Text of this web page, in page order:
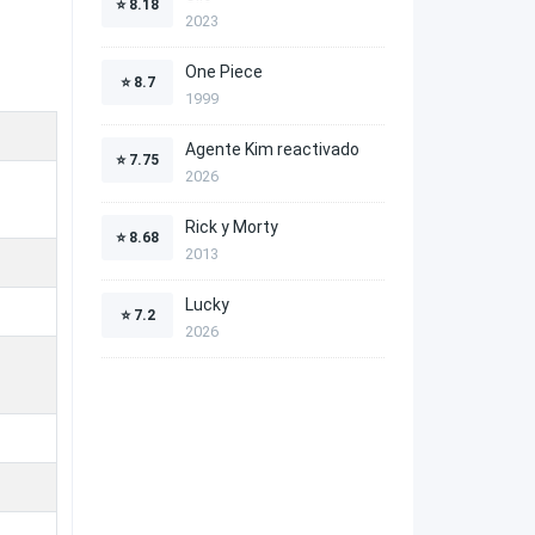
⭐ 8.18
2023
⭐ 8.7
One Piece
1999
⭐ 7.75
Agente Kim reactivado
2026
⭐ 8.68
Rick y Morty
2013
⭐ 7.2
Lucky
2026